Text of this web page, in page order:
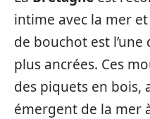
intime avec la mer et
de bouchot est
plus ancrées. Ces
des piquets en bois,
émergent de la mer